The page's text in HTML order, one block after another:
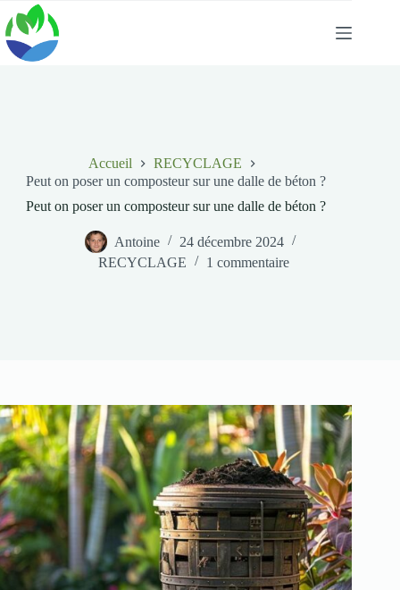
Passer
au
contenu
Accueil
RECYCLAGE
Peut on poser un composteur sur une dalle de béton ?
Peut on poser un composteur sur une dalle de béton ?
Antoine
24 décembre 2024
RECYCLAGE
1 commentaire